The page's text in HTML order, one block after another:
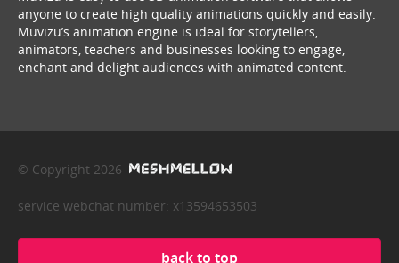
anyone to create high quality animations quickly and easily.
Muvizu’s animation engine is ideal for storytellers,
animators, teachers and businesses looking to engage,
enchant and delight audiences with animated content.
© Copyright 2026
service webchat number: x13594653503
back to top